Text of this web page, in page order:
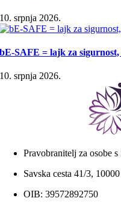
10. srpnja 2026.
bE-SAFE = lajk za sigurnost,
10. srpnja 2026.
Pravobranitelj za osobe
Savska cesta 41/3,
OIB: 39572892750